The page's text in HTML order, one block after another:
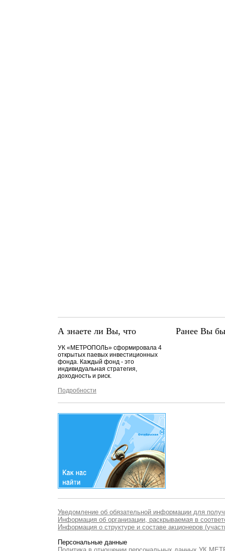
А знаете ли Вы, что
УК «МЕТРОПОЛЬ» сформировала 4
открытых паевых инвестиционных
фонда. Каждый фонд - это
индивидуальная стратегия,
доходность и риск.
Подробности
Ранее Вы
Уведомление об обязательной информации для
Информация об организации, раскрываемая в
Информация о структуре и составе акционеров
Персональные данные